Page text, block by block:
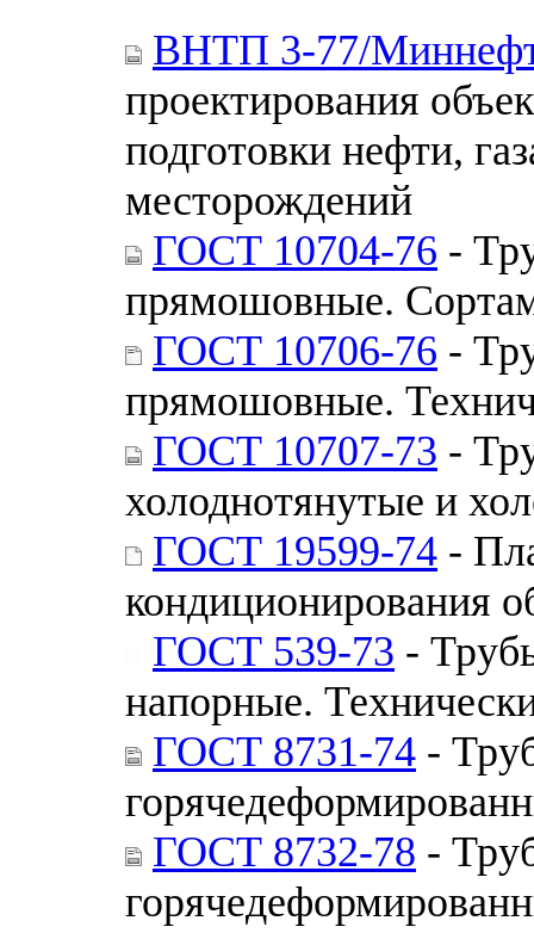
ВНТП 3-77/
проектирования
подготовки нефти,
месторождений
ГОСТ 10704-76 -
прямошовные.
ГОСТ 10706-76 -
прямошовные.
ГОСТ 10707-73 -
холоднотянутые и
ГОСТ 19599-74 -
кондиционирования
ГОСТ 539-73 -
напорные.
ГОСТ 8731-74 -
ГОСТ 8732-78 -